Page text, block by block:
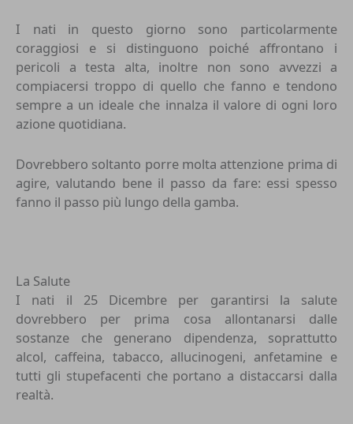
I nati in questo giorno sono particolarmente
coraggiosi e si distinguono poiché affrontano i
pericoli a testa alta, inoltre non sono avvezzi a
compiacersi troppo di quello che fanno e tendono
sempre a un ideale che innalza il valore di ogni loro
azione quotidiana.
Dovrebbero soltanto porre molta attenzione prima di
agire, valutando bene il passo da fare: essi spesso
fanno il passo più lungo della gamba.
La Salute
I nati il 25 Dicembre per garantirsi la salute
dovrebbero per prima cosa allontanarsi dalle
sostanze che generano dipendenza, soprattutto
alcol, caffeina, tabacco, allucinogeni, anfetamine e
tutti gli stupefacenti che portano a distaccarsi dalla
realtà.